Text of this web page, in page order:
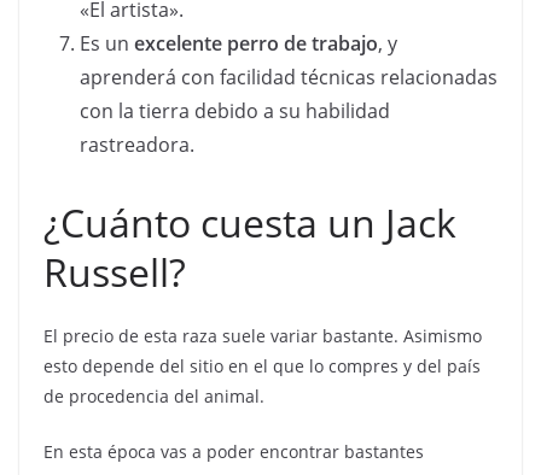
«El artista».
Es un excelente perro de trabajo, y
aprenderá con facilidad técnicas relacionadas
con la tierra debido a su habilidad
rastreadora.
¿Cuánto cuesta un Jack
Russell?
El precio de esta raza suele variar bastante. Asimismo
esto depende del sitio en el que lo compres y del país
de procedencia del animal.
En esta época vas a poder encontrar bastantes